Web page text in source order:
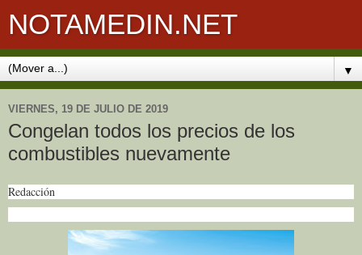
NOTAMEDIN.NET
▼
VIERNES, 19 DE JULIO DE 2019
Congelan todos los precios de los
combustibles nuevamente
Redacción